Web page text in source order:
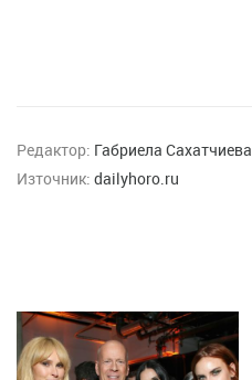
Редактор: Габриела Сахатчиева
Източник: dailyhoro.ru